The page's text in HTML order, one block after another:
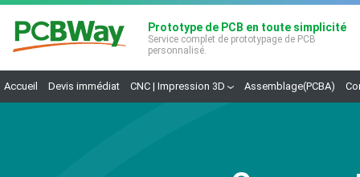
Prototype de PCB en toute simplicité
Service complet de prototypage de PCB
personnalisé.
Accueil Devis immédiat CNC | Impression 3D Assemblage(PCBA)